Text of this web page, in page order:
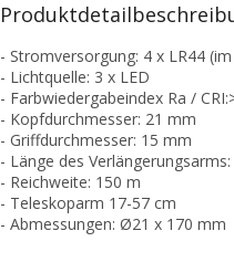
- Stromversorgung: 4 x LR44
- Lichtquelle: 3 x LED
- Farbwiedergabeindex Ra /
- Kopfdurchmesser: 21 mm
- Griffdurchmesser: 15 mm
- Länge des
- Reichweite: 150 m
- Teleskoparm 17-57 cm
- Abmessungen: Ø21 x 170 mm